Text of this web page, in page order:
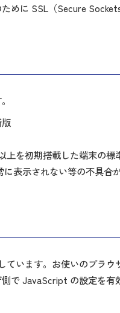
めに SSL（Secure
上を初期搭載した端末の標
表示されない等の不具合
います。お使いのブラ
で JavaScript の設定を有